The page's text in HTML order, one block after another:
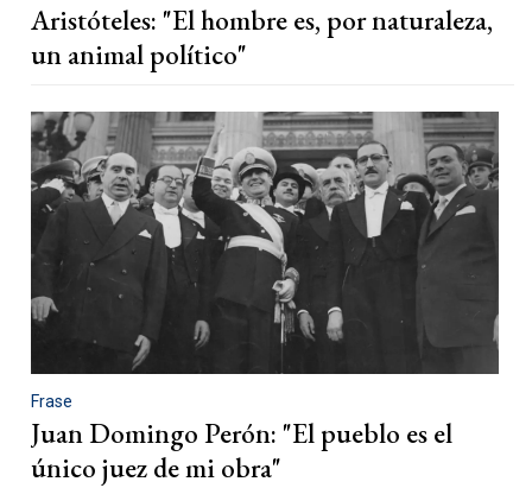
Aristóteles: "El hombre es, por naturaleza,
un animal político"
Frase
Juan Domingo Perón: "El pueblo es el
único juez de mi obra"